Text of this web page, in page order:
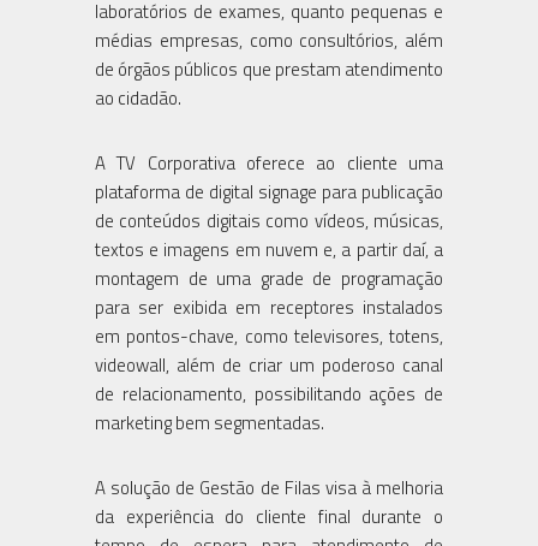
laboratórios de exames, quanto pequenas e
médias empresas, como consultórios, além
de órgãos públicos que prestam atendimento
ao cidadão.
A TV Corporativa oferece ao cliente uma
plataforma de digital signage para publicação
de conteúdos digitais como vídeos, músicas,
textos e imagens em nuvem e, a partir daí, a
montagem de uma grade de programação
para ser exibida em receptores instalados
em pontos-chave, como televisores, totens,
videowall, além de criar um poderoso canal
de relacionamento, possibilitando ações de
marketing bem segmentadas.
A solução de Gestão de Filas visa à melhoria
da experiência do cliente final durante o